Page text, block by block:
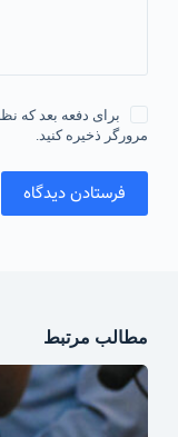
برای دفعه بعد که
مرورگر ذخیره کنید.
فرستادن دیدگاه
مطالب مرتبط